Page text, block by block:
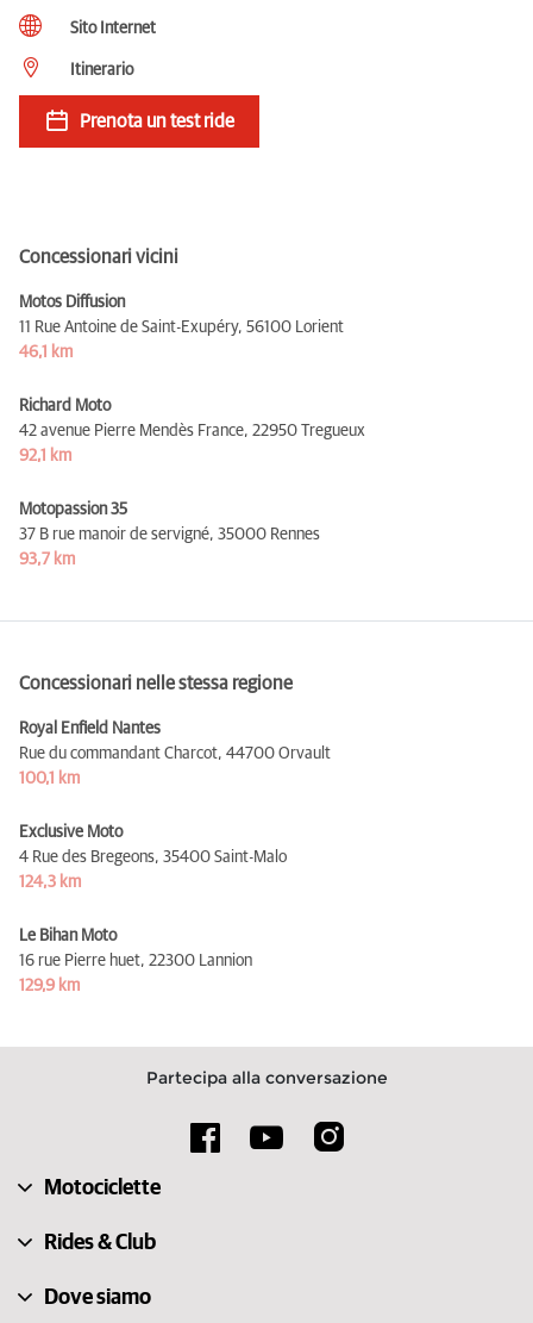
Sito Internet
Itinerario
Prenota un test ride
Concessionari vicini
Motos Diffusion
11 Rue Antoine de Saint-Exupéry, 56100 Lorient
46,1 km
Richard Moto
42 avenue Pierre Mendès France, 22950 Tregueux
92,1 km
Motopassion 35
37 B rue manoir de servigné, 35000 Rennes
93,7 km
Concessionari nelle stessa regione
Royal Enfield Nantes
Rue du commandant Charcot, 44700 Orvault
100,1 km
Exclusive Moto
4 Rue des Bregeons, 35400 Saint-Malo
124,3 km
Le Bihan Moto
16 rue Pierre huet, 22300 Lannion
129,9 km
Partecipa alla conversazione
Motociclette
Rides & Club
Dove siamo